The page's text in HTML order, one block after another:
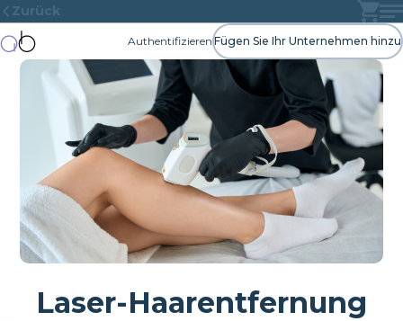
Zurück
Authentifizieren Fügen Sie Ihr Unternehmen hinzu
Laser-Haarentfernung